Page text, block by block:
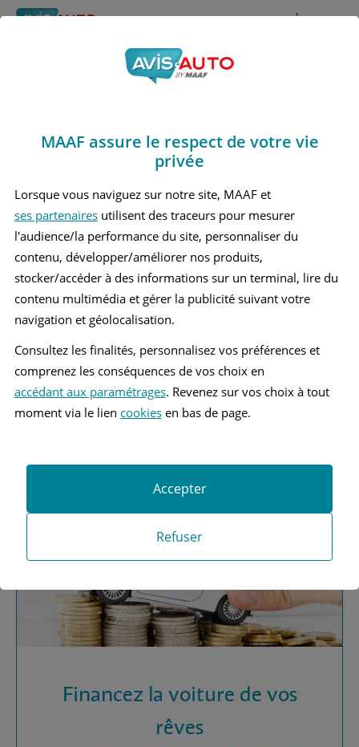
Rechercher À propos
Obtenir un devis d'assurance auto MAAF
Avis Kia Magentis
KIA MAGENTIS 1 BERLINE
Vous recherchez une
Obtenez vos devis MAAF
Financez la voiture de vos
rêves
MAAF assure le respect de votre vie
privée
Lorsque vous naviguez sur notre site, MAAF et
ses partenairesutilisent des traceurs pour mesurer
l'audience/la performance du site, personnaliser du
contenu, développer/améliorer nos produits,
stocker/accéder à des informations sur un terminal, lire du
contenu multimédia et gérer la publicité suivant votre
navigation et géolocalisation.
Consultez les finalités, personnalisez vos préférences et
comprenez les conséquences de vos choix en
accédant aux paramétrages. Revenez sur vos choix à tout
moment via le lien cookiesen bas de page.
Refuser
Accepter